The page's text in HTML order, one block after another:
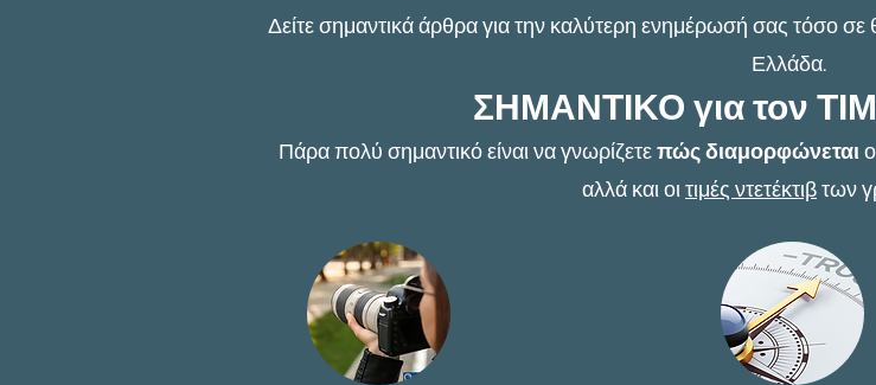
Δείτε σημαντικά άρθρα για την καλύτερη ενημέρωσή σας τόσο σε
Ελλάδα.
ΣΗΜΑΝΤΙΚΟ για τον
Πάρα πολύ σημαντικό είναι να γνωρίζετεπώς διαμορφώνεται
αλλά και οιτιμές ντετέκτιβτων